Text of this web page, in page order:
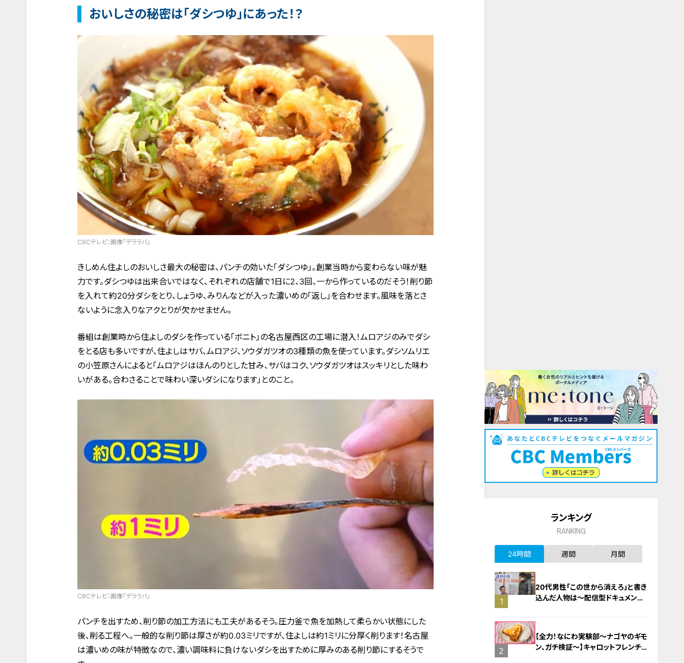
おいしさの秘密は「ダシつゆ」にあった！？
CBCテレビ：画像「デララバ」
きしめん住よしのおいしさ最大の秘密は、パンチの効いた「ダシつゆ」。創業当時から変わらない味が魅
力です。ダシつゆは出来合いではなく、それぞれの店舗で1日に2、3回、一から作っているのだそう！削り節
を入れて約20分ダシをとり、しょうゆ、みりんなどが入った濃いめの「返し」を合わせます。風味を落とさ
ないように念入りなアクとりが欠かせません。
番組は創業時から住よしのダシを作っている「ボニト」の名古屋西区の工場に潜入！ムロアジのみでダシ
をとる店も多いですが、住よしはサバ、ムロアジ、ソウダガツオの3種類の魚を使っています。ダシソムリエ
の小笠原さんによると「ムロアジはほんのりとした甘み、サバはコク、ソウダガツオはスッキリとした味わ
いがある。合わさることで味わい深いダシになります」とのこと。
CBCテレビ：画像「デララバ」
パンチを出すため、削り節の加工方法にも工夫があるそう。圧力釜で魚を加熱して柔らかい状態にした
後、削る工程へ。一般的な削り節は厚さが約0.03ミリですが、住よしは約1ミリに分厚く削ります！名古屋
は濃いめの味が特徴なので、濃い調味料に負けないダシを出すために厚みのある削り節にするそうで
ランキング
RANKING
24時間 週間 月間
1
20代男性「この世から消えろ」と書き
込んだ人物は～配信型ドキュメンタ
０話
2
【全力！なにわ実験部～ナゴヤのギモ
ン、ガチ検証～】キャロットフレンチ